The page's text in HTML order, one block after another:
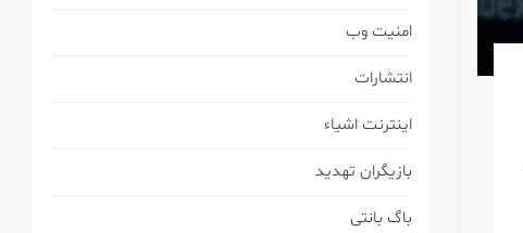
امنیت وب
انتشارات
اینترنت اشیاء
بازیگران تهدید
باگ بانتی